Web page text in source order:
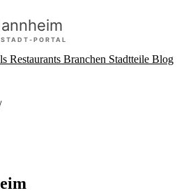
Restaurants Branchen Stadtteile Blog